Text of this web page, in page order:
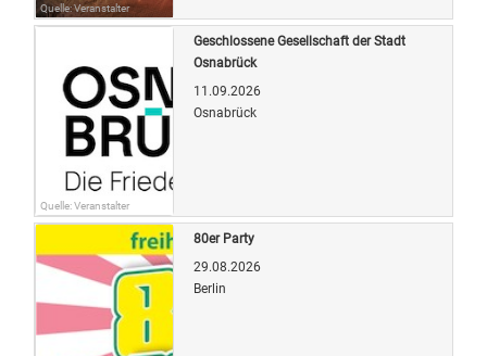
Quelle: Veranstalter
Quelle: Veranstalter
Geschlossene Gesellschaft der Stadt
Osnabrück
11.09.2026
Osnabrück
80er Party
29.08.2026
Berlin